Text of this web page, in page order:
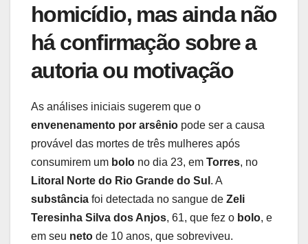
homicídio, mas ainda não
há confirmação sobre a
autoria ou motivação
As análises iniciais sugerem que o
envenenamento por arsênio pode ser a causa
provável das mortes de três mulheres após
consumirem um bolo no dia 23, em Torres, no
Litoral Norte do Rio Grande do Sul . A
substância foi detectada no sangue de Zeli
Teresinha Silva dos Anjos, 61, que fez o bolo, e
em seu neto de 10 anos, que sobreviveu.